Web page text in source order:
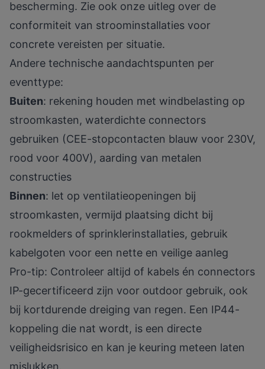
bescherming. Zie ook onze uitleg over de
conformiteit van stroominstallaties voor
concrete vereisten per situatie.
Andere technische aandachtspunten per
eventtype:
Buiten: rekening houden met windbelasting op
stroomkasten, waterdichte connectors
gebruiken (CEE-stopcontacten blauw voor 230V,
rood voor 400V), aarding van metalen
constructies
Binnen: let op ventilatieopeningen bij
stroomkasten, vermijd plaatsing dicht bij
rookmelders of sprinklerinstallaties, gebruik
kabelgoten voor een nette en veilige aanleg
Pro-tip: Controleer altijd of kabels én connectors
IP-gecertificeerd zijn voor outdoor gebruik, ook
bij kortdurende dreiging van regen. Een IP44-
koppeling die nat wordt, is een directe
veiligheidsrisico en kan je keuring meteen laten